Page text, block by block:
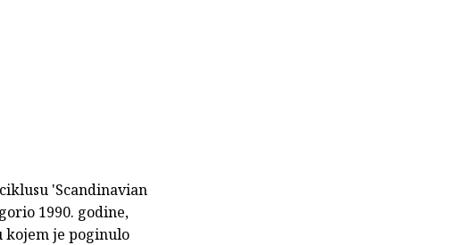
'Scandinavian
1990. godine,
kojem je poginulo